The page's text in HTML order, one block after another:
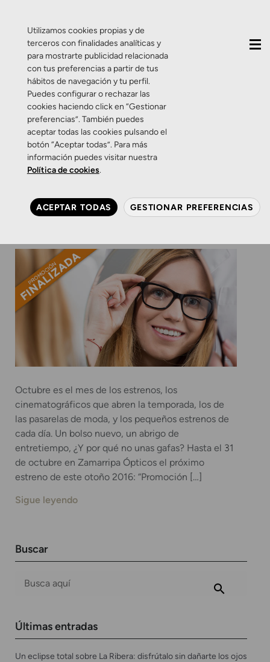
Etiqueta:lentes miopes
Promociones
Promoción: Lentes
29 DE SEPTIEMBRE DE 2016
2 COMENTARIOS
Octubre es el mes de los estrenos, los
cinematográficos que abren la temporada, los de
las pasarelas de moda, y los pequeños estrenos de
cada día. Un bolso nuevo, un abrigo de
entretiempo, ¿Y por qué no unas gafas? Hasta el 31
de octubre en Zamarripa Ópticos el próximo
estreno de este otoño 2016: “Promoción […]
Sigue leyendo
Buscar
Últimas entradas
Un eclipse total sobre La Ribera: disfrútalo sin dañarte los ojos
Utilizamos cookies propias y de
terceros con finalidades analíticas y
para mostrarte publicidad relacionada
con tus preferencias a partir de tus
hábitos de navegación y tu perfil.
Puedes configurar o rechazar las
cookies haciendo click en “Gestionar
preferencias”. También puedes
aceptar todas las cookies pulsando el
botón “Aceptar todas”. Para más
información puedes visitar nuestra
Política de cookies.
ACEPTAR TODAS GESTIONAR PREFERENCIAS